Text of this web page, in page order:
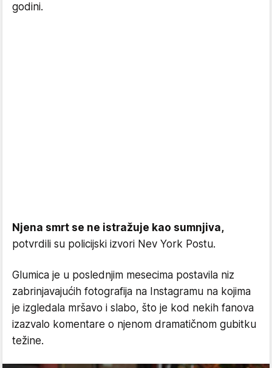
godini.
Njena smrt se ne istražuje kao sumnjiva,
potvrdili su policijski izvori Nev York Postu.
Glumica je u poslednjim mesecima postavila niz
zabrinjavajućih fotografija na Instagramu na kojima
je izgledala mršavo i slabo, što je kod nekih fanova
izazvalo komentare o njenom dramatičnom gubitku
težine.